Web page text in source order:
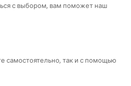
с выбором, вам поможет наш
самостоятельно, так и с помощью